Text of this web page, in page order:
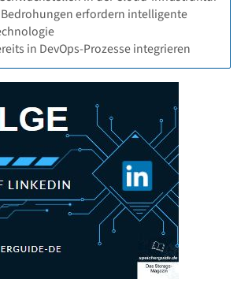
erfordern intelligente
in DevOps-Prozesse integrieren